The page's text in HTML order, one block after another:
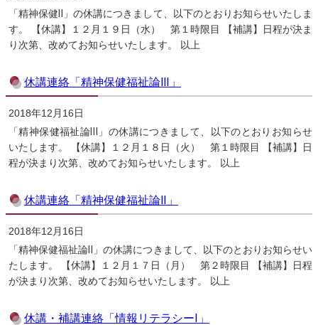
「精神保健Ⅱ」の休講につきまして、以下のとおりお知らせいたしま
す。 【休講】１２月１９日（水） 第１時限目 【補講】日程が決ま
り次第、改めてお知らせいたします。 以上
休講連絡「精神保健福祉論Ⅲ」
2018年12月16日
「精神保健福祉論Ⅲ」の休講につきまして、以下のとおりお知らせ
いたします。 【休講】１２月１８日（火） 第１時限目 【補講】日
程が決まり次第、改めてお知らせいたします。 以上
休講連絡「精神保健福祉論Ⅱ」
2018年12月16日
「精神保健福祉論Ⅱ」の休講につきまして、以下のとおりお知らせい
たします。 【休講】１２月１７日（月） 第２時限目 【補講】日程
が決まり次第、改めてお知らせいたします。 以上
休講・補講連絡「情報リテラシーⅠ」